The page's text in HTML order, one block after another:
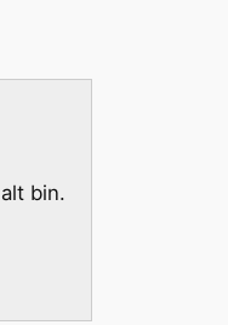
alt bin.